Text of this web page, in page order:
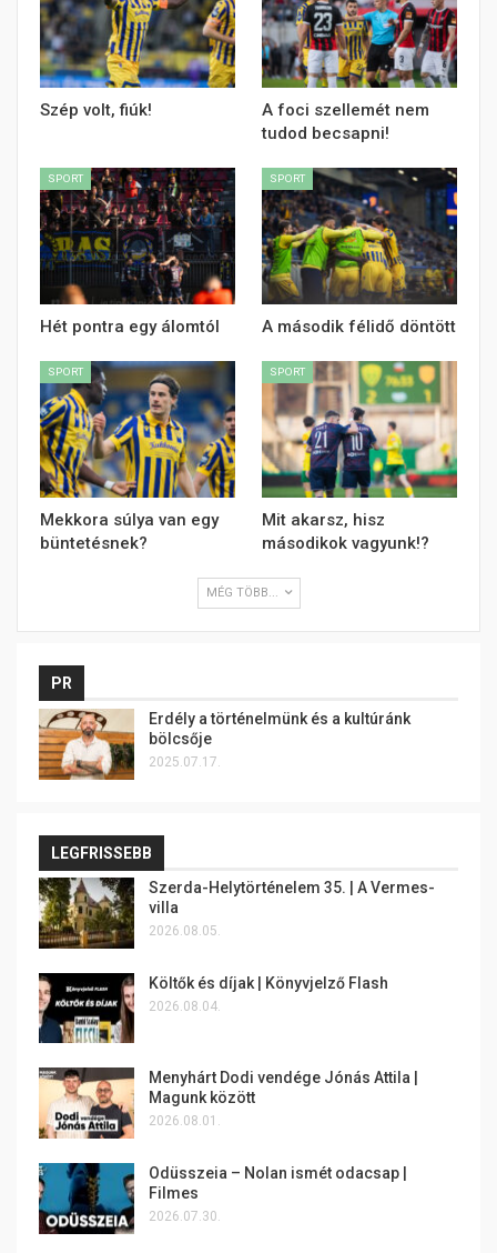
Szép volt, fiúk!
A foci szellemét nem
tudod becsapni!
SPORT
Hét pontra egy álomtól
SPORT
A második félidő döntött
SPORT
Mekkora súlya van egy
büntetésnek?
SPORT
Mit akarsz, hisz
másodikok vagyunk!?
MÉG TÖBB...
PR
Erdély a történelmünk és a kultúránk
bölcsője
2025.07.17.
LEGFRISSEBB
Szerda-Helytörténelem 35. | A Vermes-
villa
2026.08.05.
Költők és díjak | Könyvjelző Flash
2026.08.04.
Menyhárt Dodi vendége Jónás Attila |
Magunk között
2026.08.01.
Odüsszeia – Nolan ismét odacsap |
Filmes
2026.07.30.